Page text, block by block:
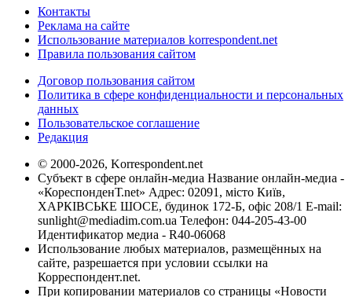
Контакты
Реклама на сайте
Использование материалов korrespondent.net
Правила пользования сайтом
Договор пользования сайтом
Политика в сфере конфиденциальности и персональных
данных
Пользовательское соглашение
Редакция
© 2000-2026, Korrespondent.net
Субъект в сфере онлайн-медиа Название онлайн-медиа -
«КореспонденТ.net» Адрес: 02091, місто Київ,
ХАРКІВСЬКЕ ШОСЕ, будинок 172-Б, офіс 208/1 E-mail:
sunlight@mediadim.com.ua Телефон: 044-205-43-00
Идентификатор медиа - R40-06068
Использование любых материалов, размещённых на
сайте, разрешается при условии ссылки на
Корреспондент.net.
При копировании материалов со страницы «Новости